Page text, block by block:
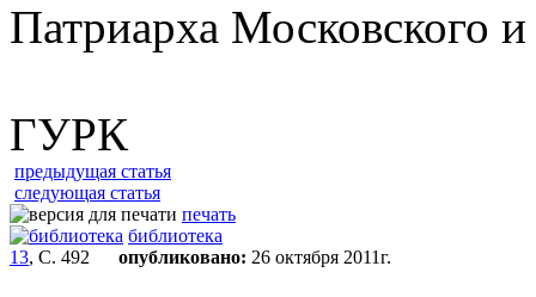
Патриарха Московского
ГУРК
предыдущая статья
следующая статья
печать
библиотека
13, С. 492 опубликовано: 26 октября 2011г.